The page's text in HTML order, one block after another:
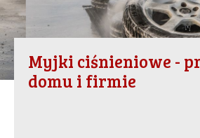
Myjki ciśnieniowe -
domu i firmie